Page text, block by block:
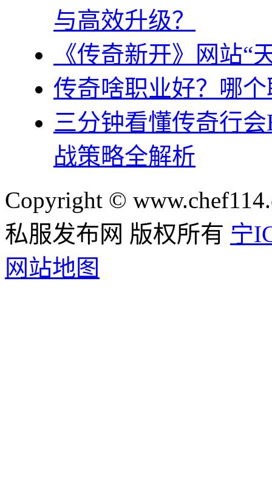
与高效升级？
《传奇新开》网站“
传奇啥职业好？哪
三分钟看懂传奇行
战策略全解析
Copyright ©
私服发布网 版权所有 宁
网站地图